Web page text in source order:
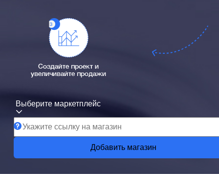
Создайте проект и
увеличивайте продажи
Выберите маркетплейс
Добавить магазин